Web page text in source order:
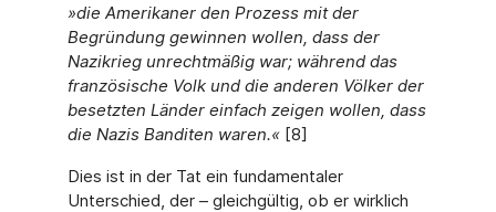
»die Amerikaner den Prozess mit der
Begründung gewinnen wollen, dass der
Nazikrieg unrechtmäßig war; während das
französische Volk und die anderen Völker der
besetzten Länder einfach zeigen wollen, dass
die Nazis Banditen waren.«[8]
Dies ist in der Tat ein fundamentaler
Unterschied, der – gleichgültig, ob er wirklich